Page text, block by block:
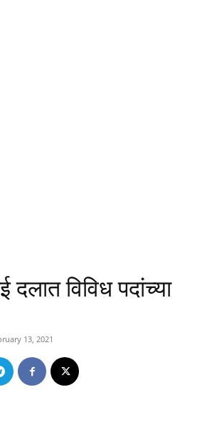
दलात विविध पदांच्या
13, 2021